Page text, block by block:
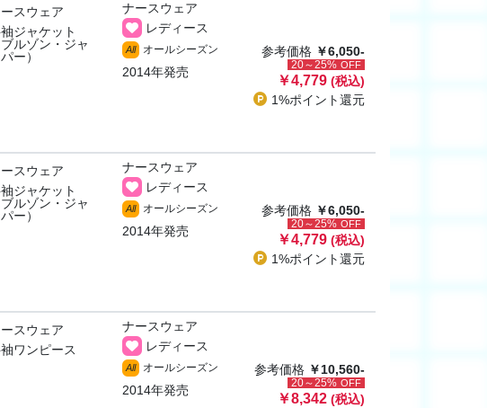
スウェア
ジャケット
ブルゾン・ジャ
ー）
ナースウェア
レディース
All オールシーズン
2014年発売
参考価格 ￥6,050-
20～25% OFF
￥4,779 (税込)
1%ポイント還元
スウェア
ジャケット
ブルゾン・ジャ
ー）
ナースウェア
レディース
All オールシーズン
2014年発売
参考価格 ￥6,050-
20～25% OFF
￥4,779 (税込)
1%ポイント還元
スウェア
ワンピース
ナースウェア
レディース
All オールシーズン
2014年発売
参考価格 ￥10,560-
20～25% OFF
￥8,342 (税込)